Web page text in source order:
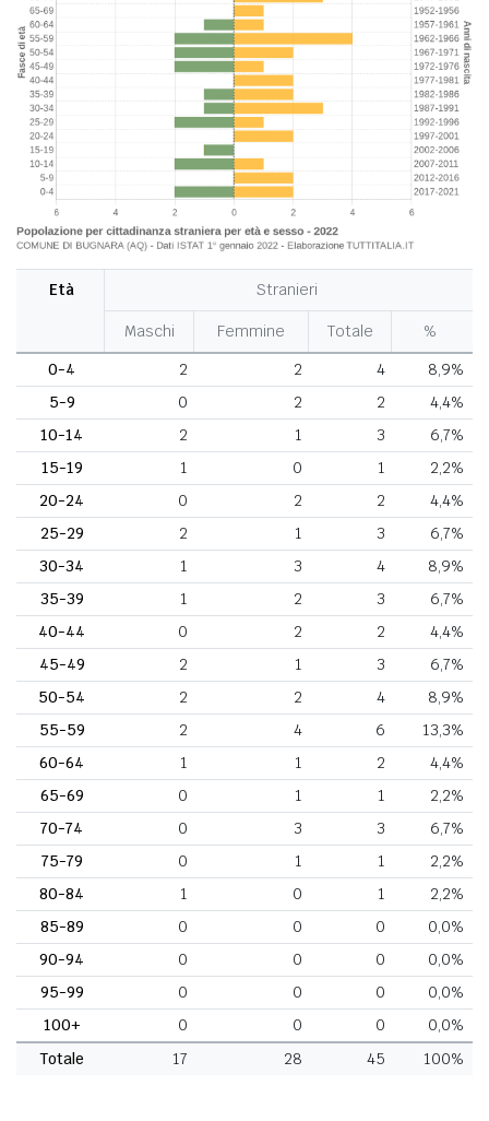
Età Stranieri
Maschi Femmine Totale
%
0-4
2 2 4
8,9%
5-9
0 2 2
4,4%
10-14
2 1 3
6,7%
15-19
1 0 1
2,2%
20-24
0 2 2
4,4%
25-29
2 1 3
6,7%
30-34
1 3 4
8,9%
35-39
1 2 3
6,7%
40-44
0 2 2
4,4%
45-49
2 1 3
6,7%
50-54
2 2 4
8,9%
55-59
2 4 6
13,3%
60-64
1 1 2
4,4%
65-69
0 1 1
2,2%
70-74
0 3 3
6,7%
75-79
0 1 1
2,2%
80-84
1 0 1
2,2%
85-89
0 0 0
0,0%
90-94
0 0 0
0,0%
95-99
0 0 0
0,0%
100+
0 0 0
0,0%
Totale
17 28 45 100%